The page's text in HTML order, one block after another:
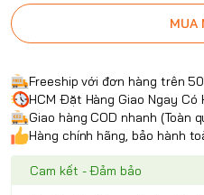
MUA
Freeship với đơn hàng trên
HCM Đặt Hàng Giao Ngay Có
Giao hàng COD nhanh (Toàn
Hàng chính hãng, bảo hành
Cam kết - Đảm bảo